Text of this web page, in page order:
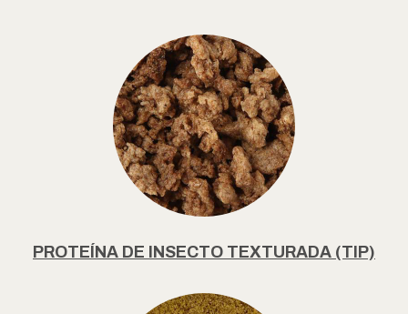
PROTEÍNA DE INSECTO TEXTURADA (TIP)